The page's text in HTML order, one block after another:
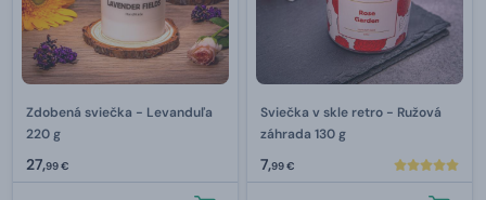
Zdobená sviečka - Levanduľa
220 g
27,99 €
Sviečka v skle retro - Ružová
záhrada 130 g
7,99 €